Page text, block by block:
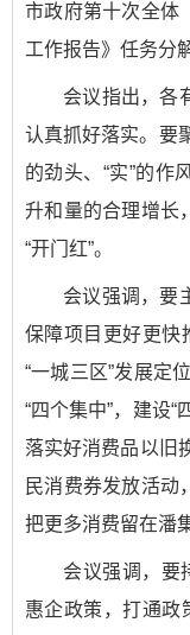
市政府第十次全体
工作报告》任务分
会议指出，各
认真抓好落实。要
的劲头、“实”的作
升和量的合理增长
“开门红”。
会议强调，要
保障项目更好更快
“一城三区”发展定
“四个集中”，建设
落实好消费品以旧
民消费券发放活动
把更多消费留在潘
会议强调，要
惠企政策，打通政